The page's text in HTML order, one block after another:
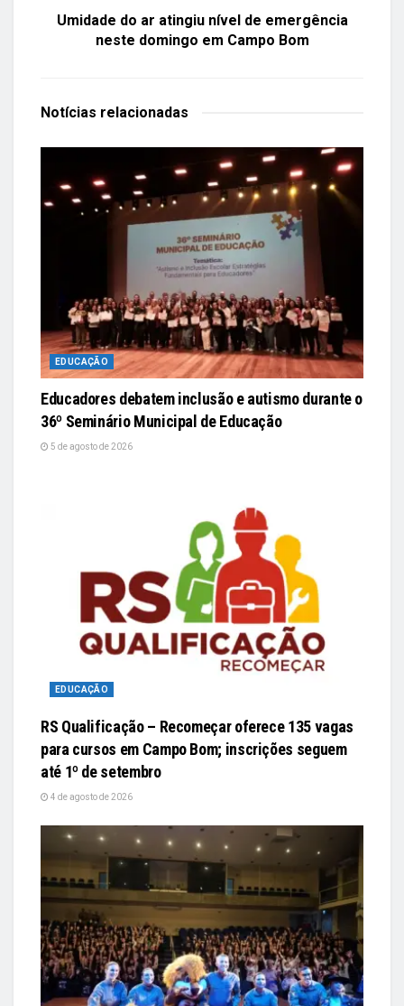
Umidade do ar atingiu nível de emergência
neste domingo em Campo Bom
Notícias relacionadas
EDUCAÇÃO
Educadores debatem inclusão e autismo durante o
36º Seminário Municipal de Educação
5 de agosto de 2026
EDUCAÇÃO
RS Qualificação – Recomeçar oferece 135 vagas
para cursos em Campo Bom; inscrições seguem
até 1º de setembro
4 de agosto de 2026